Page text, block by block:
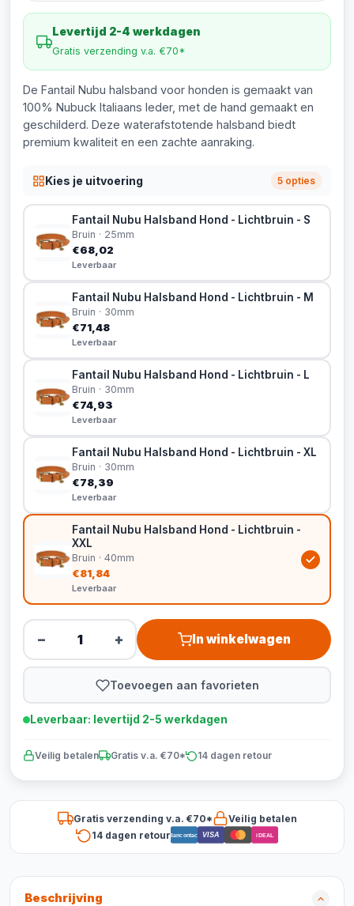
Levertijd 2-4 werkdagen
Gratis verzending v.a. €70*
De Fantail Nubu halsband voor honden is gemaakt van
100% Nubuck Italiaans leder, met de hand gemaakt en
geschilderd. Deze waterafstotende halsband biedt
premium kwaliteit en een zachte aanraking.
Kies je uitvoering 5 opties
Fantail Nubu Halsband Hond - Lichtbruin - S
Bruin · 25mm
€68,02
Leverbaar
Fantail Nubu Halsband Hond - Lichtbruin - M
Bruin · 30mm
€71,48
Leverbaar
Fantail Nubu Halsband Hond - Lichtbruin - L
Bruin · 30mm
€74,93
Leverbaar
Fantail Nubu Halsband Hond - Lichtbruin - XL
Bruin · 30mm
€78,39
Leverbaar
Fantail Nubu Halsband Hond - Lichtbruin -
XXL
Bruin · 40mm
€81,84
Leverbaar
− + In winkelwagen
Toevoegen aan favorieten
Leverbaar: levertijd 2-5 werkdagen
Veilig betalen Gratis v.a. €70* 14 dagen retour
Gratis verzending v.a. €70*
Veilig betalen
14 dagen retourBancontact VISA iDEAL
Beschrijving